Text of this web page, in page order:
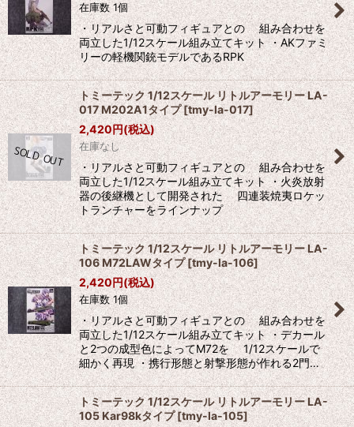
在庫数 1個
・リアルさと可動フィギュアとの 組み合わせを
両立した1/12スケール組み立てキット ・AKファミ
リーの軽機関銃モデルであるRPK
トミーテック 1/12スケール リトルアーモリー LA-
017 M202A1タイプ[tmy-la-017]
2,420円(税込)
在庫なし
・リアルさと可動フィギュアとの 組み合わせを
両立した1/12スケール組み立てキット ・火炎放射
器の後継機として開発された 四連装焼夷ロケッ
トランチャーをラインナップ
トミーテック 1/12スケール リトルアーモリー LA-
106 M72LAWタイプ[tmy-la-106]
2,420円(税込)
在庫数 1個
・リアルさと可動フィギュアとの 組み合わせを
両立した1/12スケール組み立てキット ・デカール
と2つの成型色によってM72を 1/12スケールで
細かく再現 ・携行形態と射撃形態が作れる2門…
トミーテック 1/12スケール リトルアーモリー LA-
105 Kar98kタイプ[tmy-la-105]